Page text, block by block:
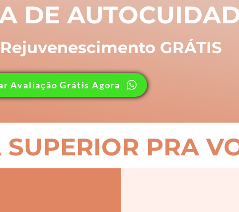
DE
GRÁTIS
Avaliação Grátis Agora
PRA